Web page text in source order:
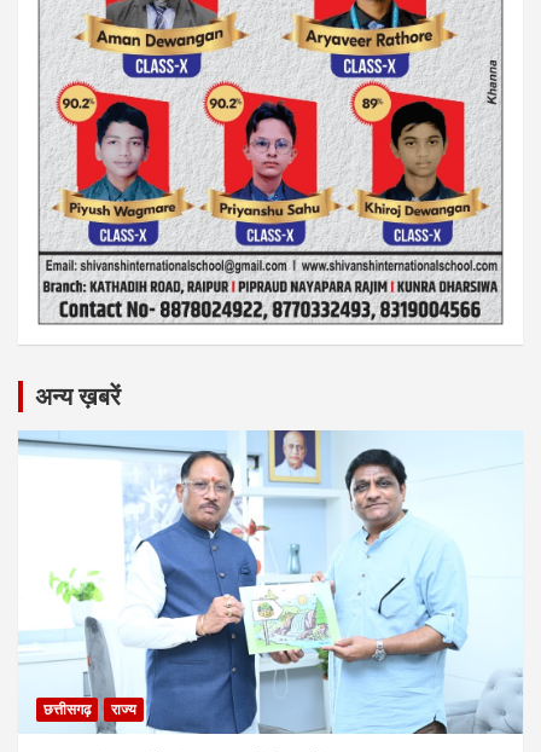
अन्य ख़बरें
छत्तीसगढ़ राज्य